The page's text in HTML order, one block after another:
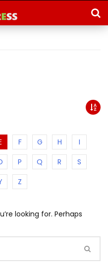
F G H
I
P Q R
S
Z
looking for. Perhaps